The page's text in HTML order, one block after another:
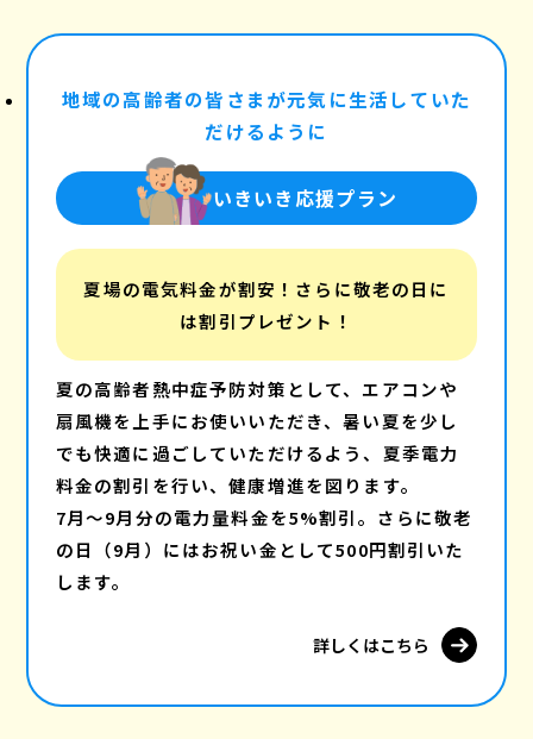
地域の高齢者の皆さまが元気に生活していた
だけるように
いきいき応援プラン
夏場の電気料金が割安！さらに敬老の日に
は割引プレゼント！
夏の高齢者熱中症予防対策として、エアコンや
扇風機を上手にお使いいただき、暑い夏を少し
でも快適に過ごしていただけるよう、夏季電力
料金の割引を行い、健康増進を図ります。
7月～9月分の電力量料金を5%割引。さらに敬老
の日（9月）にはお祝い金として500円割引いた
します。
詳しくはこちら